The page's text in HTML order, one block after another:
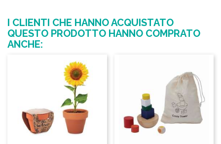
I CLIENTI CHE HANNO ACQUISTATO
QUESTO PRODOTTO HANNO COMPRATO
ANCHE: